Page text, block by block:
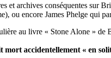
et archives conséquentes sur
ou encore James Phelge qui
au livre « Stone Alone » de
mort accidentellement « en